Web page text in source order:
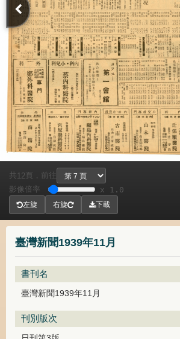
臺灣新聞1939年11月
書刊名
臺灣新聞1939年11月
刊別版次
共 12頁， 前往
影像倍率
x 1.0
左旋 右旋 下載